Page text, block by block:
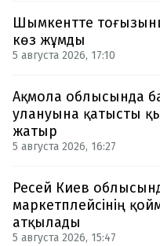
Шымкентте
көз жұмды
5 августа 2026, 17:10
Ақмола облысында
улануына қатысты
жатыр
5 августа 2026, 16:27
Ресей Киев
маркетплейсінің
атқылады
5 августа 2026, 15:47